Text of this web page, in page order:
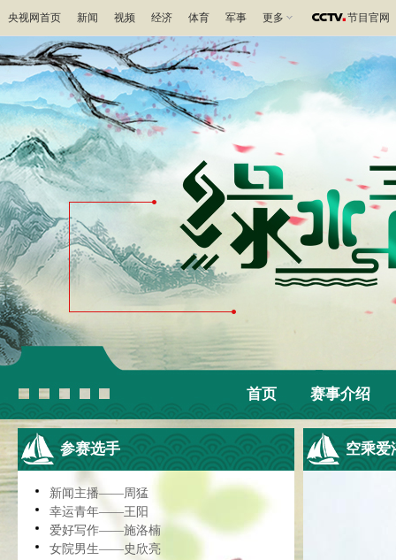
央视网首页 新闻 视频 经济 体育 军事 更多 节目官网
首页 赛事介绍
参赛选手
新闻主播——周猛
幸运青年——王阳
爱好写作——施洛楠
女院男生——史欣亮
空乘